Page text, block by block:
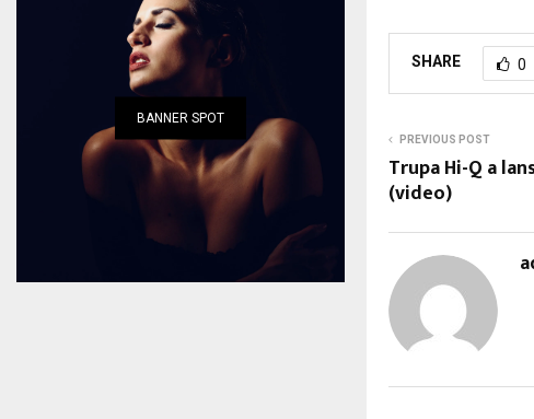
SHARE 0
PREVIOUS POST
Trupa Hi-Q a
(video)
BANNER SPOT